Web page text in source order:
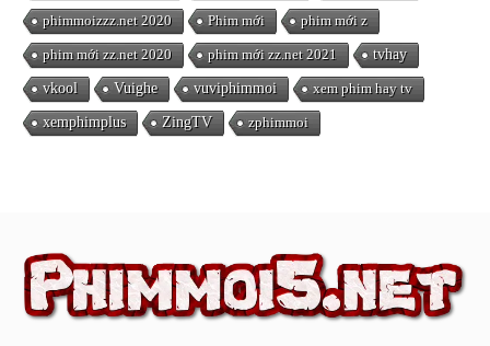
phimmoizzz.net 2020 Phim mới phim mới z
phim mới zz.net 2020 phim mới zz.net 2021 tvhay
vkool Vuighe vuviphimmoi xem phim hay tv
xemphimplus ZingTV zphimmoi